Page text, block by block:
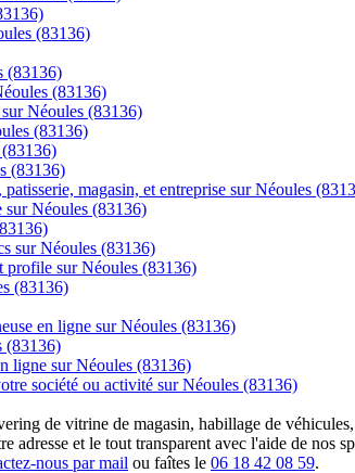
(83136)
(83136)
(83136)
Néoules (83136)
(83136)
(83136)
(83136)
magasin, et entreprise sur Néoules
sur Néoules (83136)
sur Néoules (83136)
profile sur Néoules (83136)
(83136)
en ligne sur Néoules (83136)
(83136)
ligne sur Néoules (83136)
société ou activité sur Néoules (83136)
de vitrine de magasin, habillage de
adresse et le tout transparent avec l'aide de nos
nous par mail ou faîtes le 06 18 42 08 59.